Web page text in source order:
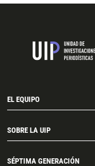
EL EQUIPO
SOBRE LA UIP
SÉPTIMA GENERACIÓN